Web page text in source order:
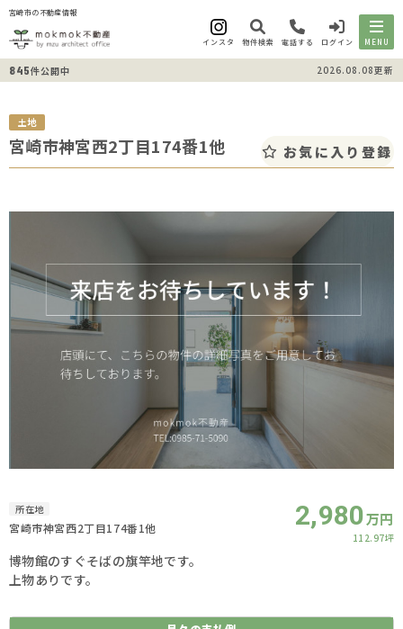
宮崎市の不動産情報
インスタ 物件検索 電話する ログイン MENU
845件公開中 2026.08.08更新
土地
宮崎市神宮西2丁目174番1他 お気に入り登録
所在地
宮崎市神宮西2丁目174番1他 2,980万円
112.97坪
博物館のすぐそばの旗竿地です。
上物ありです。